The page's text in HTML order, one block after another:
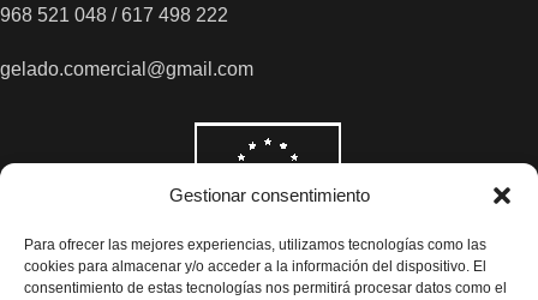
Gestionar consentimiento
Para ofrecer las mejores experiencias, utilizamos tecnologías como las
cookies para almacenar y/o acceder a la información del dispositivo. El
consentimiento de estas tecnologías nos permitirá procesar datos como el
968 521 048 / 617 498 222
gelado.comercial@gmail.com